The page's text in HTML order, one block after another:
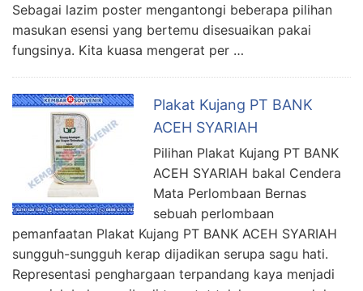
Sebagai lazim poster mengantongi beberapa pilihan
masukan esensi yang bertemu disesuaikan pakai
fungsinya. Kita kuasa mengerat per …
Plakat Kujang PT BANK
ACEH SYARIAH
Pilihan Plakat Kujang PT BANK
ACEH SYARIAH bakal Cendera
Mata Perlombaan Bernas
sebuah perlombaan
pemanfaatan Plakat Kujang PT BANK ACEH SYARIAH
sungguh-sungguh kerap dijadikan serupa sagu hati.
Representasi penghargaan terpandang kaya menjadi